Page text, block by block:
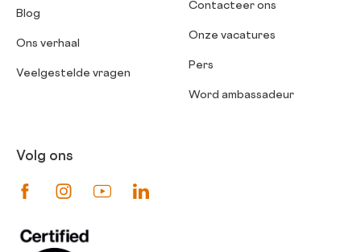
Blog
Ons verhaal
Veelgestelde vragen
Contacteer ons
Onze vacatures
Pers
Word ambassadeur
Volg ons
Suivez-nous sur Facebook
Suivez-nous sur Instagram
Suivez-nous sur Youtube